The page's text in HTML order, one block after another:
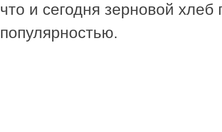
что и сегодня зерновой
популярностью.